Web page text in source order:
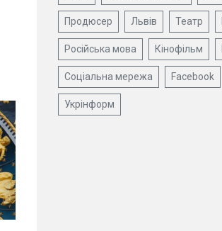
Продюсер Львів Театр
Російська мова Кінофільм
Соціальна мережа Facebook
Укрінформ